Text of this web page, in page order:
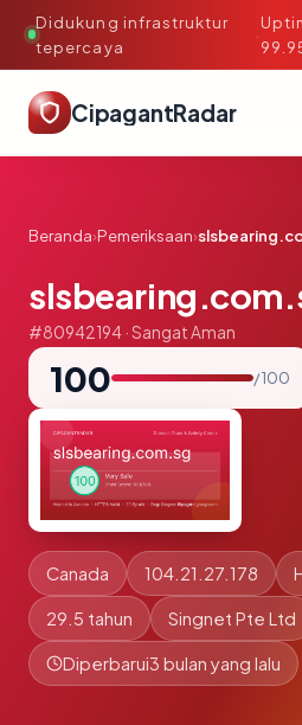
Didukung infrastruktur
tepercaya
·
CipagantRadar
Beranda›Pemeriksaan›
#80942194 · Sangat Aman
100 / 100
Canada 104.21.27.178
29.5 tahun Singnet Pte Ltd
Diperbarui3 bulan yang lalu